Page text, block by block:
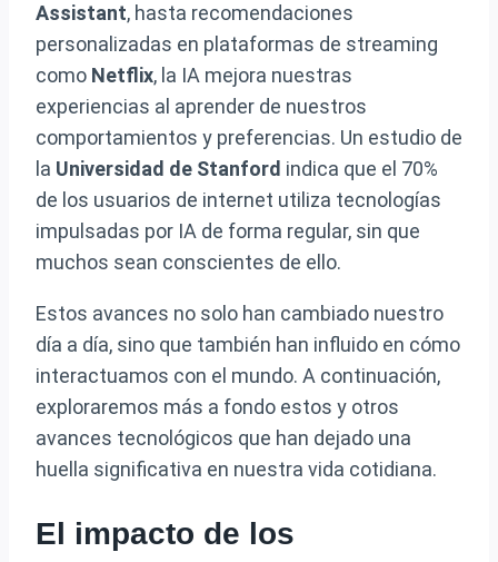
Assistant, hasta recomendaciones
personalizadas en plataformas de streaming
como Netflix, la IA mejora nuestras
experiencias al aprender de nuestros
comportamientos y preferencias. Un estudio de
la Universidad de Stanford indica que el 70%
de los usuarios de internet utiliza tecnologías
impulsadas por IA de forma regular, sin que
muchos sean conscientes de ello.
Estos avances no solo han cambiado nuestro
día a día, sino que también han influido en cómo
interactuamos con el mundo. A continuación,
exploraremos más a fondo estos y otros
avances tecnológicos que han dejado una
huella significativa en nuestra vida cotidiana.
El impacto de los